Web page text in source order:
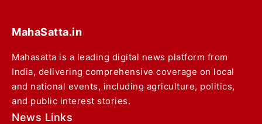
MahaSatta.in
Mahasatta is a leading digital news platform from
India, delivering comprehensive coverage on local
and national events, including agriculture, politics,
and public interest stories.
News Links